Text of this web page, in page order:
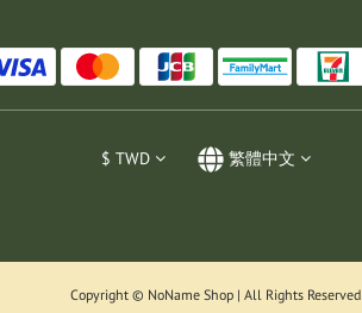
$ TWD 繁體中文
Copyright © NoName Shop | All Rights Reserved